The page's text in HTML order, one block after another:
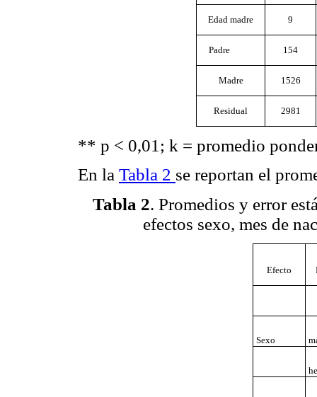
Edad madre 9
Padre 154
Madre 1526
Residual 2981
** p < 0,01; k = promedio
En la Tabla 2 se reportan el
Tabla 2. Promedios y error
efectos sexo, mes de
Efecto
Sexo